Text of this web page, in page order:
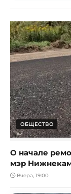
ОБЩЕСТВО
О начале
мэр
Вчера, 19:00